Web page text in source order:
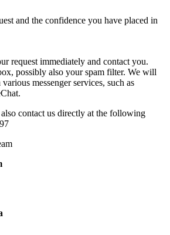
and the confidence you have placed in
request immediately and contact you.
possibly also your spam filter. We will
messenger services, such as
contact us directly at the following